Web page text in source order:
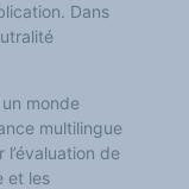
Dans
monde
multilingue
de
et les